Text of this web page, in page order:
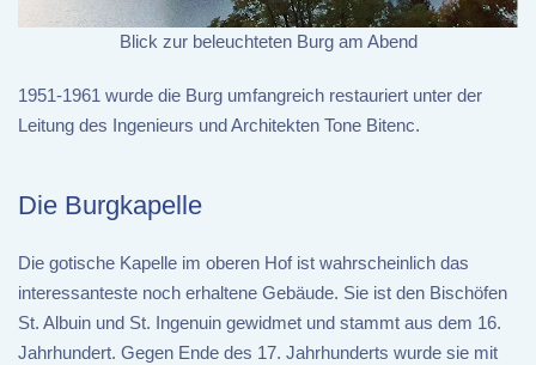
Blick zur beleuchteten Burg am Abend
1951-1961 wurde die Burg umfangreich restauriert unter der
Leitung des Ingenieurs und Architekten Tone Bitenc.
Die Burgkapelle
Die gotische Kapelle im oberen Hof ist wahrscheinlich das
interessanteste noch erhaltene Gebäude. Sie ist den Bischöfen
St. Albuin und St. Ingenuin gewidmet und stammt aus dem 16.
Jahrhundert. Gegen Ende des 17. Jahrhunderts wurde sie mit